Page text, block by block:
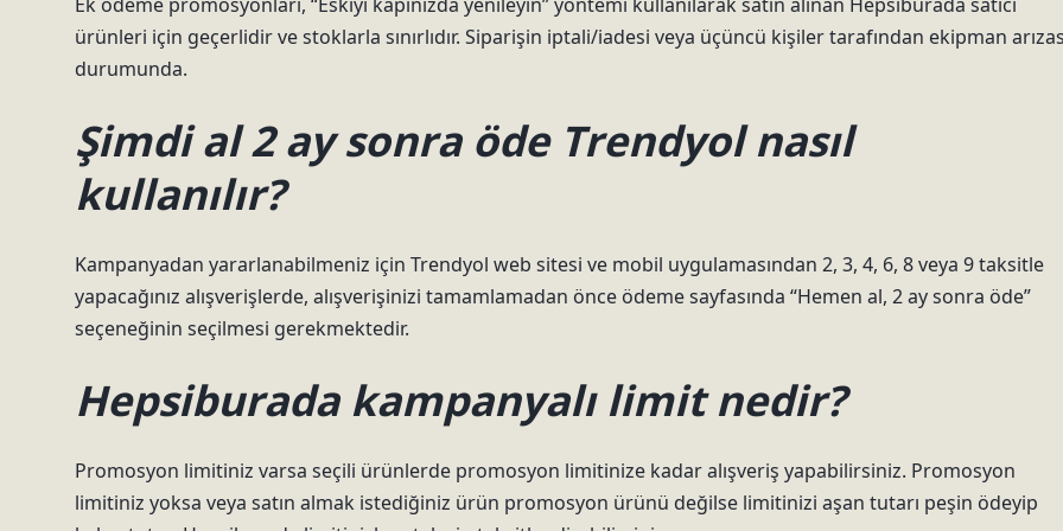
ürünleri için geçerlidir ve stoklarla sınırlıdır. Siparişin iptali/iadesi veya üçüncü kişiler tarafından ekipman
durumunda.
Şimdi al 2 ay sonra öde Trendyol nasıl
kullanılır?
Kampanyadan yararlanabilmeniz için Trendyol web sitesi ve mobil uygulamasından 2, 3, 4, 6, 8 veya 9 taksitle
yapacağınız alışverişlerde, alışverişinizi tamamlamadan önce ödeme sayfasında “Hemen al, 2 ay sonra öde”
seçeneğinin seçilmesi gerekmektedir.
Hepsiburada kampanyalı limit nedir?
Promosyon limitiniz varsa seçili ürünlerde promosyon limitinize kadar alışveriş yapabilirsiniz. Promosyon
limitiniz yoksa veya satın almak istediğiniz ürün promosyon ürünü değilse limitinizi aşan tutarı peşin ödeyip